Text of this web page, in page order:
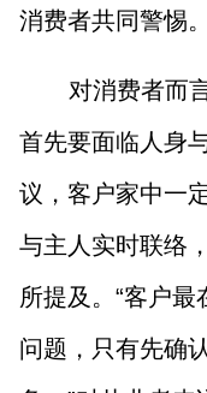
消费者共同警惕。
对消费者而
首先要面临人身
议，客户家中一
与主人实时联络
所提及。“客户
问题，只有先确